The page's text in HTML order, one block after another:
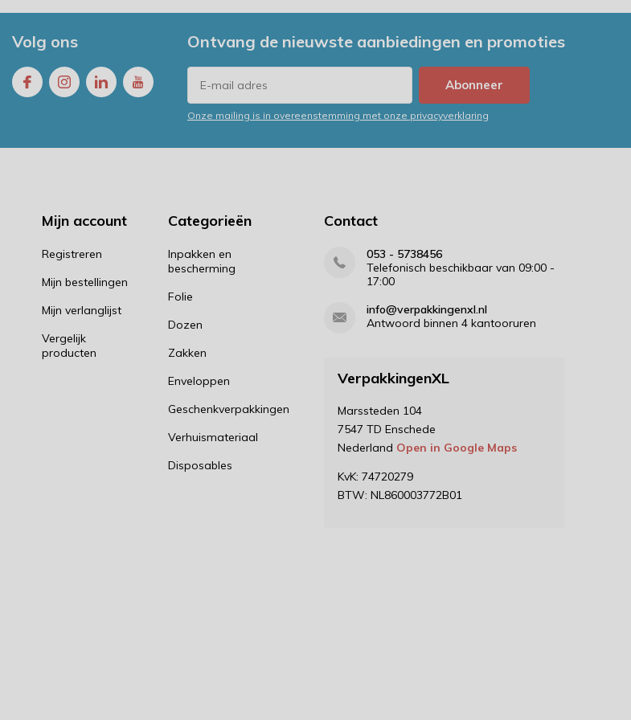
Volg ons Ontvang de nieuwste aanbiedingen en promoties
Abonneer
Onze mailing is in overeenstemming met onze privacyverklaring
Mijn account
Registreren
Mijn bestellingen
Mijn verlanglijst
Vergelijk
producten
Categorieën
Inpakken en
bescherming
Folie
Dozen
Zakken
Enveloppen
Geschenkverpakkingen
Verhuismateriaal
Disposables
Contact
053 - 5738456
Telefonisch beschikbaar van 09:00 -
17:00
info@verpakkingenxl.nl
Antwoord binnen 4 kantooruren
VerpakkingenXL
Marssteden 104
7547 TD Enschede
Nederland Open in Google Maps
KvK: 74720279
BTW: NL860003772B01